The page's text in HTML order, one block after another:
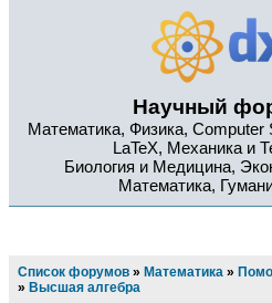
Научный
Математика, Физика, Computer
LaTeX, Механика и
Биология и Медицина,
Математика,
Список форумов » Математика »
» Высшая алгебра